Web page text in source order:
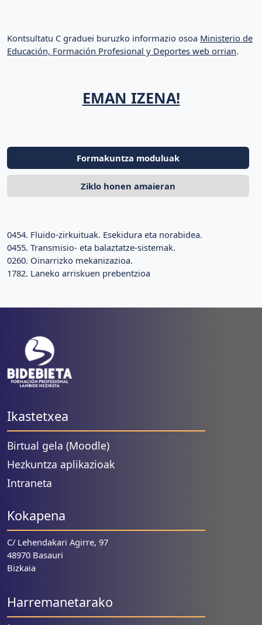
Kontsultatu C graduei buruzko informazio osoa Ministerio de
Educación, Formación Profesional y Deportes web orrian.
EMAN IZENA!
Formakuntza moduluak
Ziklo honen amaieran
0454. Fluido-zirkuituak. Esekidura eta norabidea.
0455. Transmisio- eta balaztatze-sistemak.
0260. Oinarrizko mekanizazioa.
1782. Laneko arriskuen prebentzioa
Ikastetxea
Birtual gela (Moodle)
Hezkuntza aplikazioak
Intraneta
Kokapena
C/ Lehendakari Agirre, 97
48970 Basauri
Bizkaia
Harremanetarako